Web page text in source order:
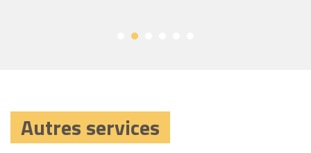
Autres services